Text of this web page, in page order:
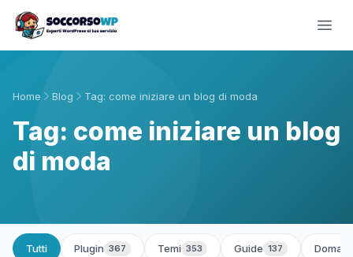
Home Blog Tag: come iniziare un blog di moda
Tag: come iniziare un blog
di moda
Tutti Plugin 367 Temi 353 Guide 137